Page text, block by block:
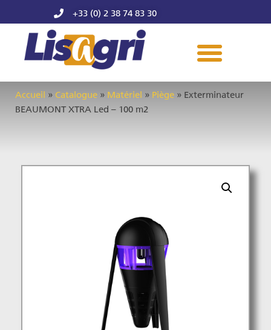
+33 (0) 2 38 74 83 30
Accueil » Catalogue » Matériel » Piège » Exterminateur
BEAUMONT XTRA Led – 100 m2